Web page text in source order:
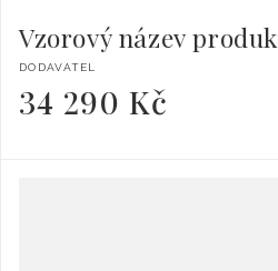
Vzorový název
Dodavatel:
DODAVATEL
Běžná
cena
34 290 Kč